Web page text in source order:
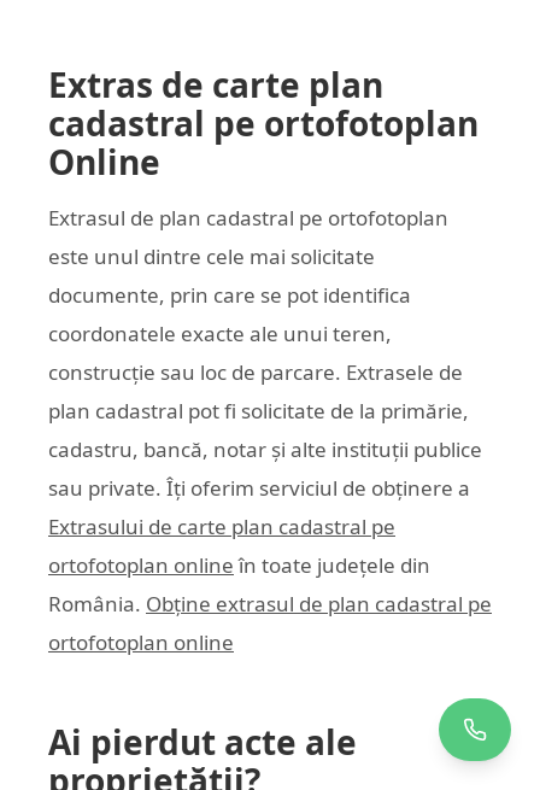
Extras de carte plan
cadastral pe ortofotoplan
Online
Extrasul de plan cadastral pe ortofotoplan
este unul dintre cele mai solicitate
documente, prin care se pot identifica
coordonatele exacte ale unui teren,
construcție sau loc de parcare. Extrasele de
plan cadastral pot fi solicitate de la primărie,
cadastru, bancă, notar și alte instituții publice
sau private. Îți oferim serviciul de obținere a
Extrasului de carte plan cadastral pe
ortofotoplan online în toate județele din
România. Obține extrasul de plan cadastral pe
ortofotoplan online
Ai pierdut acte ale
proprietății?